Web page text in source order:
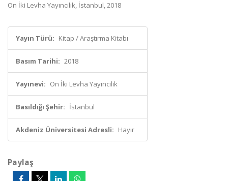
On İki Levha Yayıncılık, İstanbul, 2018
Yayın Türü: Kitap / Araştırma Kitabı
Basım Tarihi: 2018
Yayınevi: On İki Levha Yayıncılık
Basıldığı Şehir: İstanbul
Akdeniz Üniversitesi Adresli: Hayır
Paylaş